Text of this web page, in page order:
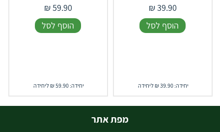
39.90
₪
הוסף לסל
יחידה: 39.90 ₪ ליחידה
59.90
₪
הוסף לסל
יחידה: 59.90 ₪ ליחידה
מפת אתר